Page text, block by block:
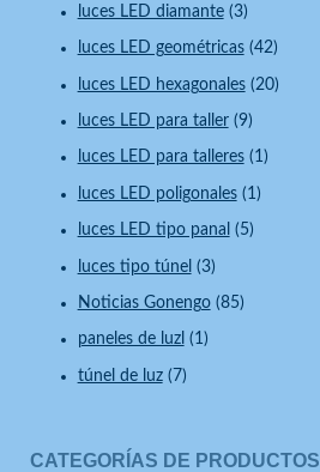
luces LED diamante(3)
luces LED geométricas(42)
luces LED hexagonales(20)
luces LED para taller(9)
luces LED para talleres(1)
luces LED poligonales(1)
luces LED tipo panal (5)
luces tipo túnel (3)
Noticias Gonengo(85)
paneles de luzl (1)
túnel de luz(7)
CATEGORÍAS DE PRODUCTOS